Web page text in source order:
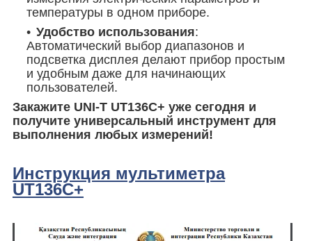
температуры в одном приборе.
Удобство использования:
Автоматический выбор диапазонов и
подсветка дисплея делают прибор простым
и удобным даже для начинающих
пользователей.
Закажите UNI-T UT136C+ уже сегодня и
получите универсальный инструмент для
выполнения любых измерений!
Инструкция мультиметра
UT136C+